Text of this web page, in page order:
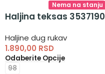
Nema na stanju
Haljina teksas 3537190
Haljine dug rukav
1.890,00 RSD
Odaberite Opcije
98